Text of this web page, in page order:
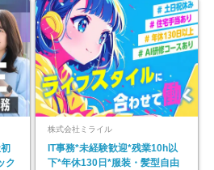
ク
株式会社ミライル
IT事務*未経験歓迎*残業10h以
下*年休130日*服装・髪型自由